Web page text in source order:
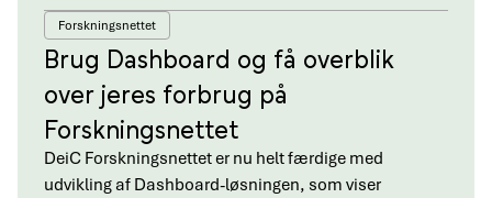
Forskningsnettet
Brug Dashboard og få overblik
over jeres forbrug på
Forskningsnettet
DeiC Forskningsnettet er nu helt færdige med
udvikling af Dashboard-løsningen, som viser